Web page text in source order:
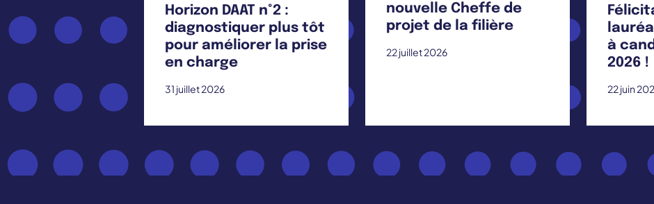
Horizon DAAT n°2 :
diagnostiquer plus tôt
pour améliorer la prise
en charge
31 juillet 2026
nouvelle Cheffe de
projet de la filière
22 juillet 2026
à
2026 !
22 juin